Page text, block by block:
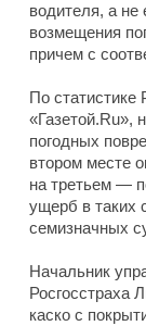
водителя, а не
возмещения
причем с
По статистике
«Газетой.Ru»,
погодных
втором месте
на третьем —
ущерб в таких
семизначных
Начальник
Росгосстраха
каско с